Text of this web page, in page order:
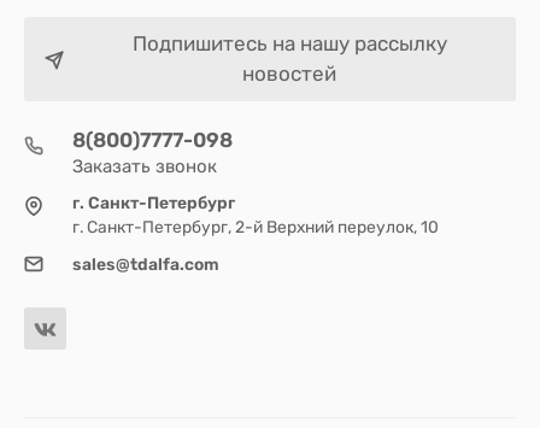
Подпишитесь на нашу рассылку
новостей
8(800)7777-098
Заказать звонок
г. Санкт-Петербург
г. Санкт-Петербург, 2-й Верхний переулок, 10
sales@tdalfa.com